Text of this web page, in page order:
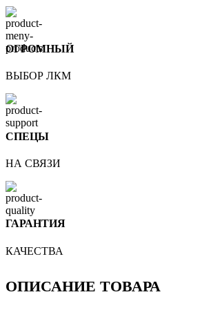
ОГРОМНЫЙ
ВЫБОР ЛКМ
СПЕЦЫ
НА СВЯЗИ
ГАРАНТИЯ
КАЧЕСТВА
ОПИСАНИЕ ТОВАРА